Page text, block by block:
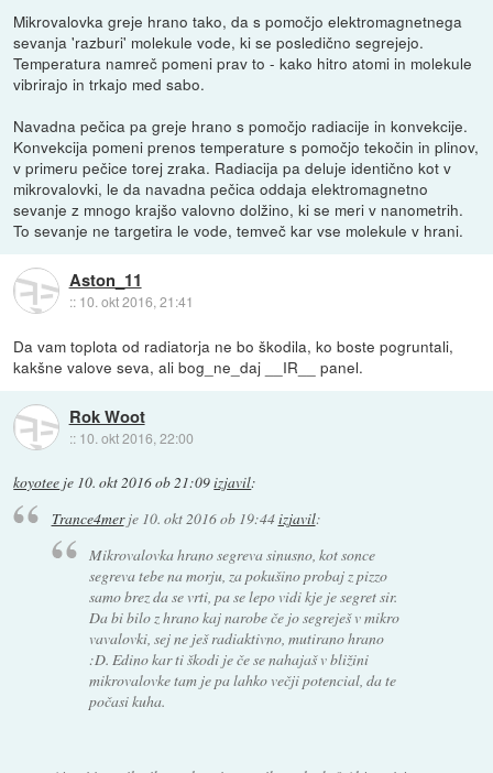
Mikrovalovka greje hrano tako, da s pomočjo elektromagnetnega
sevanja 'razburi' molekule vode, ki se posledično segrejejo.
Temperatura namreč pomeni prav to - kako hitro atomi in molekule
vibrirajo in trkajo med sabo.
Navadna pečica pa greje hrano s pomočjo radiacije in konvekcije.
Konvekcija pomeni prenos temperature s pomočjo tekočin in plinov,
v primeru pečice torej zraka. Radiacija pa deluje identično kot v
mikrovalovki, le da navadna pečica oddaja elektromagnetno
sevanje z mnogo krajšo valovno dolžino, ki se meri v nanometrih.
To sevanje ne targetira le vode, temveč kar vse molekule v hrani.
Aston_11
:: 10. okt 2016, 21:41
Da vam toplota od radiatorja ne bo škodila, ko boste pogruntali,
kakšne valove seva, ali bog_ne_daj __IR__ panel.
Rok Woot
:: 10. okt 2016, 22:00
koyotee je 10. okt 2016 ob 21:09izjavil:
Trance4merje 10. okt 2016 ob 19:44izjavil:
Mikrovalovka hrano segreva sinusno, kot sonce
segreva tebe na morju, za pokušino probaj z pizzo
samo brez da se vrti, pa se lepo vidi kje je segret sir.
Da bi bilo z hrano kaj narobe če jo segreješ v mikro
vavalovki, sej ne ješ radiaktivno, mutirano hrano
:D. Edino kar ti škodi je če se nahajaš v bližini
mikrovalovke tam je pa lahko večji potencial, da te
počasi kuha.